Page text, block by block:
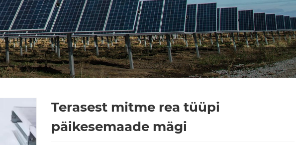
Terasest mitme rea tüüpi
päikesemaade mägi